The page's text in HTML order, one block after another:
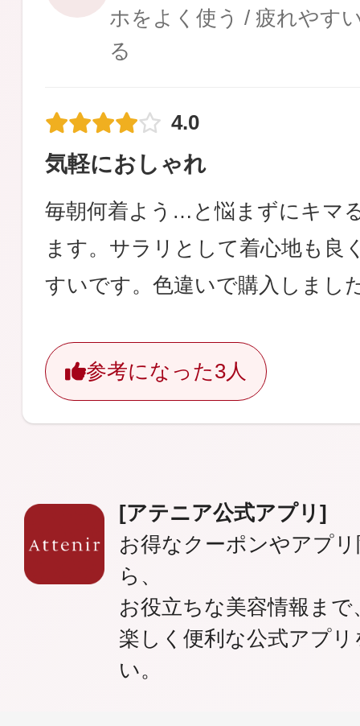
ホをよく使う / 疲れやす
る
4.0
気軽におしゃれ
毎朝何着よう…と悩まずにキマ
ます。サラリとして着心地も良
すいです。色違いで購入しまし
参考になった3人
[アテニア公式アプリ]
お得なクーポンやアプ
ら、
お役立ちな美容情報まで
楽しく便利な公式アプ
い。